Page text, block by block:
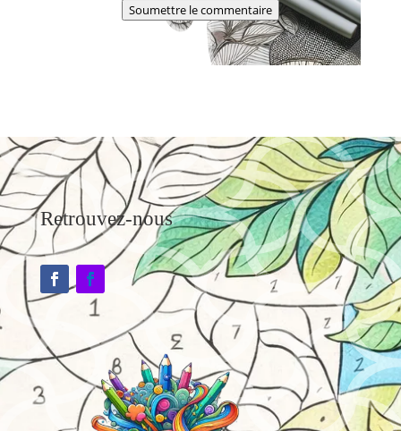
Soumettre le commentaire
Retrouvez-nous